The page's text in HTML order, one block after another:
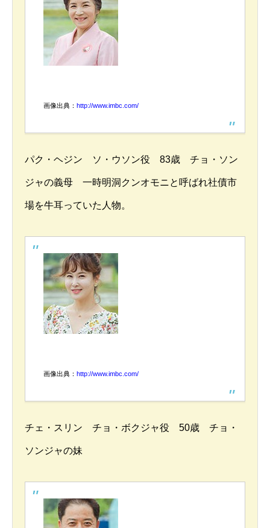
画像出典： http://www.imbc.com/
パク・ヘジン ソ・ウソン役 83歳 チョ・ソン
ジャの義母 一時明洞クンオモニと呼ばれ社債市
場を牛耳っていた人物。
画像出典： http://www.imbc.com/
チェ・スリン チョ・ボクジャ役 50歳 チョ・
ソンジャの妹